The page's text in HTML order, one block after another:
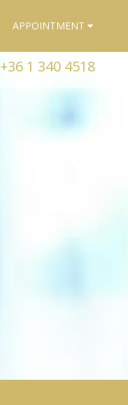
APPOINTMENT
+36 1 340 4518